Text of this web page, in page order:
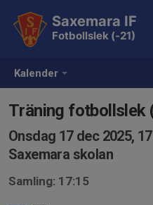
Kalender
Saxemara IF
Fotbollslek (-21)
Träning fotbollslek
Onsdag 17 dec 2025,
Saxemara skolan
Samling: 17:15